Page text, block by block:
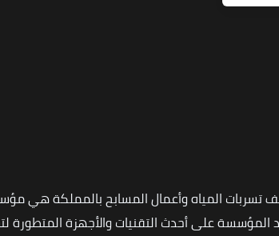
المياه وأعمال المسابح بالمملكة هي
المؤسسة على أحدث التقنيات والأجهزة المتطورة